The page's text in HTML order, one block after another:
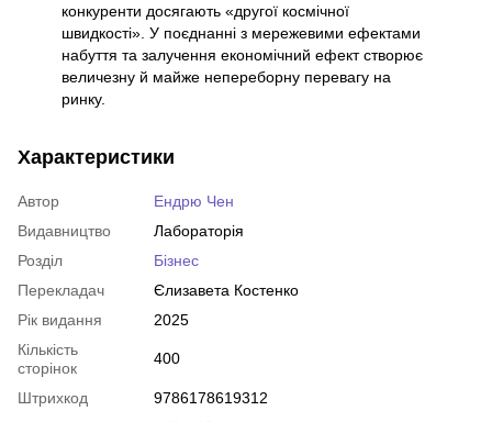
конкуренти досягають «другої космічної
швидкості». У поєднанні з мережевими ефектами
набуття та залучення економічний ефект створює
величезну й майже непереборну перевагу на
ринку.
Характеристики
Автор
Ендрю Чен
Видавництво
Лабораторія
Розділ
Бізнес
Перекладач
Єлизавета Костенко
Рік видання
2025
Кількість
сторінок
400
Штрихкод
9786178619312